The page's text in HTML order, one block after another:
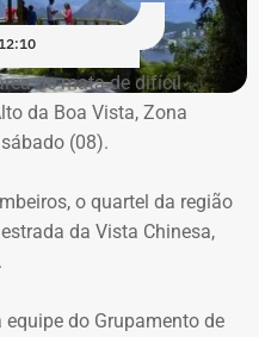
de Bombeiros, o
e restrito trecho da
ao pagode chinês da
Vista Chinesa fica dentro
de mata de difícil
da Boa Vista, Zona
(08).
o quartel da região
da Vista Chinesa,
do Grupamento de